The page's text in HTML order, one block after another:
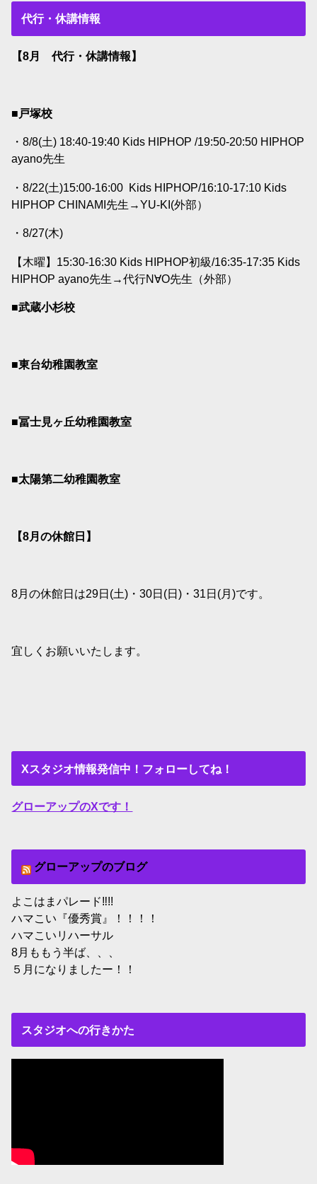
代行・休講情報
【8月 代行・休講情報】
■戸塚校
・8/8(土) 18:40-19:40 Kids HIPHOP /19:50-20:50 HIPHOP
ayano先生
・8/22(土)15:00-16:00 Kids HIPHOP/16:10-17:10 Kids
HIPHOP CHINAMI先生→YU-KI(外部）
・8/27(木)
【木曜】15:30-16:30 Kids HIPHOP初級/16:35-17:35 Kids
HIPHOP ayano先生→代行N∀O先生（外部）
■武蔵小杉校
■東台幼稚園教室
■冨士見ヶ丘幼稚園教室
■太陽第二幼稚園教室
【8月の休館日】
8月の休館日は29日(土)・30日(日)・31日(月)です。
宜しくお願いいたします。
Xスタジオ情報発信中！フォローしてね！
グローアップのXです！
グローアップのブログ
よこはまパレード‼︎!!
ハマこい『優秀賞』！！！！
ハマこいリハーサル
8月ももう半ば、、、
５月になりましたー！！
スタジオへの行きかた